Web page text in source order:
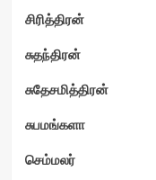
சிரித்திரன்
சுதந்திரன்
சுதேசமித்திரன்
சுபமங்களா
செம்மலர்